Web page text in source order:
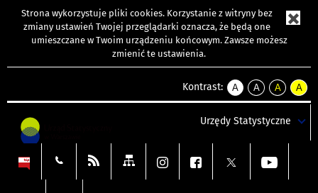
Strona wykorzystuje pliki cookies. Korzystanie z witryny bez
zmiany ustawień Twojej przeglądarki oznacza, że będą one
umieszczane w Twoim urządzeniu końcowym. Zawsze możesz
zmienić te ustawienia.
Kontrast:
A
kontrast
A
kontrast
tekst
czarnym
A
kontrast
tekst
czarnym
A
tekst
żółtym
Urzędy Statystyczne